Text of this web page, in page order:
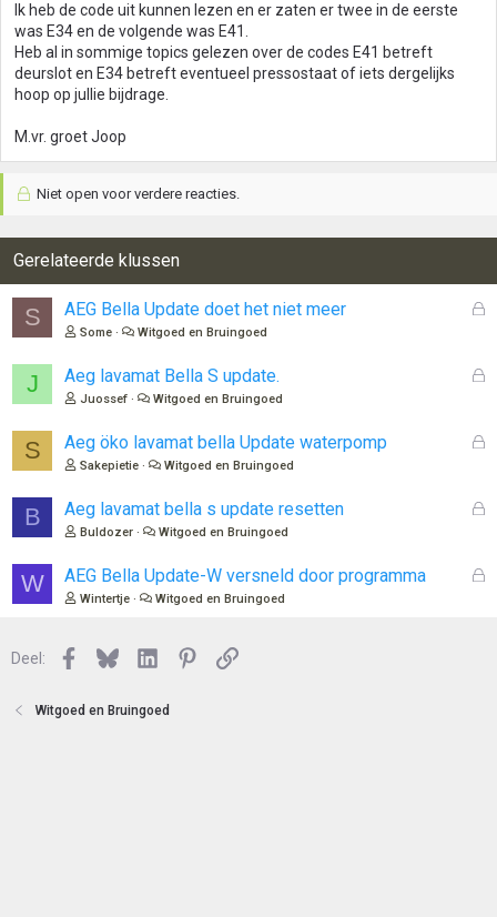
Ik heb de code uit kunnen lezen en er zaten er twee in de eerste
was E34 en de volgende was E41.
Heb al in sommige topics gelezen over de codes E41 betreft
deurslot en E34 betreft eventueel pressostaat of iets dergelijks
hoop op jullie bijdrage.
M.vr. groet Joop
Niet open voor verdere reacties.
Gerelateerde klussen
S
G
n
AEG Bella Update doet het niet meer
Some Witgoed en Bruingoed
J
G
n
Aeg lavamat Bella S update.
Juossef Witgoed en Bruingoed
S
G
n
Aeg öko lavamat bella Update waterpomp
Sakepietie Witgoed en Bruingoed
B
G
Aeg lavamat bella s update resetten
Buldozer Witgoed en Bruingoed
W
G
AEG Bella Update-W versneld door programma
Wintertje Witgoed en Bruingoed
Deel: Facebook
BlueskyLinkedInPinterest
Link
Witgoed en Bruingoed